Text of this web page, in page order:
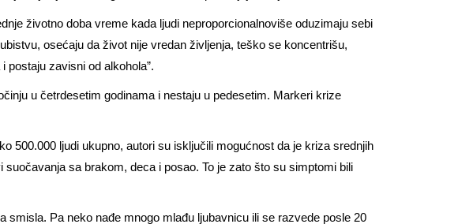
životno doba vreme kada ljudi neproporcionalnoviše oduzimaju sebi
osećaju da život nije vredan življenja, teško se koncentrišu,
postaju zavisni od alkohola”.
u četrdesetim godinama i nestaju u pedesetim. Markeri krize
500.000 ljudi ukupno, autori su isključili mogućnost da je kriza srednjih
sa brakom, deca i posao. To je zato što su simptomi bili
Pa neko nađe mnogo mlađu ljubavnicu ili se razvede posle 20